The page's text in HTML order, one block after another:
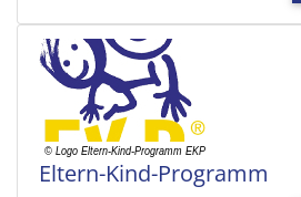
Eltern-Kind-Programm